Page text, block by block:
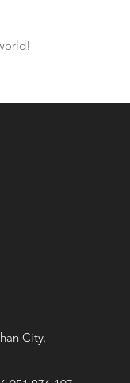
City,